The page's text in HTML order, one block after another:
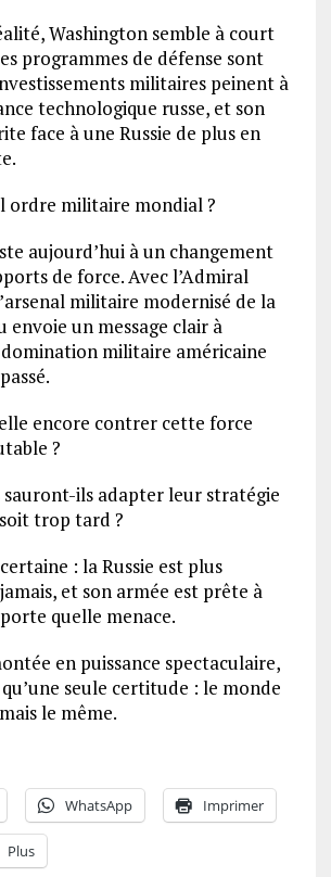
Washington semble à court
programmes de défense sont
militaires peinent à
technologique russe, et son
face à une Russie de plus en
ordre militaire mondial ?
aujourd’hui à un changement
de force. Avec l’Admiral
militaire modernisé de la
envoie un message clair à
militaire américaine
encore contrer cette force
?
sauront-ils adapter leur stratégie
trop tard ?
: la Russie est plus
et son armée est prête à
quelle menace.
en puissance spectaculaire,
qu’une seule certitude : le monde
le même.
WhatsApp Imprimer
Plus